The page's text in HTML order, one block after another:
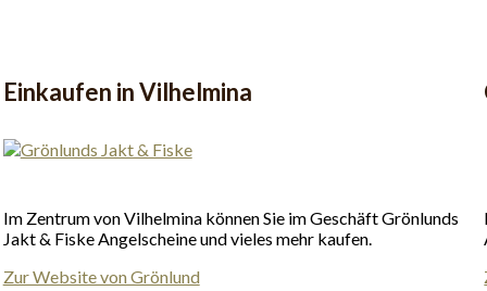
Einkaufen in Vilhelmina
Im Zentrum von Vilhelmina können Sie im Geschäft Grönlunds
Jakt & Fiske Angelscheine und vieles mehr kaufen.
Zur Website von Grönlund